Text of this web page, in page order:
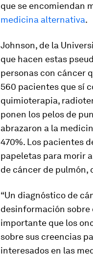
que se encomiendan
medicina alternativa.
Johnson, de la
que hacen estas
personas con cáncer
560 pacientes que sí
quimioterapia,
ponen los pelos de
abrazaron a la
470%. Los pacientes
papeletas para morir
de cáncer de pulmón,
“Un diagnóstico de
desinformación sobre
importante que los
sobre sus creencias
interesados en las